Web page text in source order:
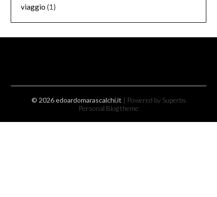
viaggio (1)
© 2026 edoardomarascalchi.it | Powered by Superbs
Personal Blog theme